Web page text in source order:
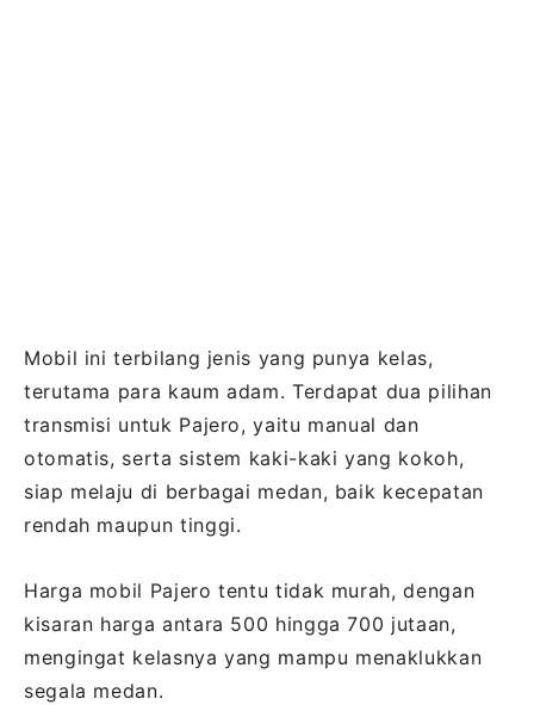
Mobil ini terbilang jenis yang punya kelas,
terutama para kaum adam. Terdapat dua pilihan
transmisi untuk Pajero, yaitu manual dan
otomatis, serta sistem kaki-kaki yang kokoh,
siap melaju di berbagai medan, baik kecepatan
rendah maupun tinggi.
Harga mobil Pajero tentu tidak murah, dengan
kisaran harga antara 500 hingga 700 jutaan,
mengingat kelasnya yang mampu menaklukkan
segala medan.